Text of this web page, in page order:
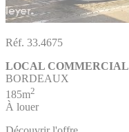
Réf. 33.4675
LOCAL COMMERCIAL
BORDEAUX
185m2
À louer